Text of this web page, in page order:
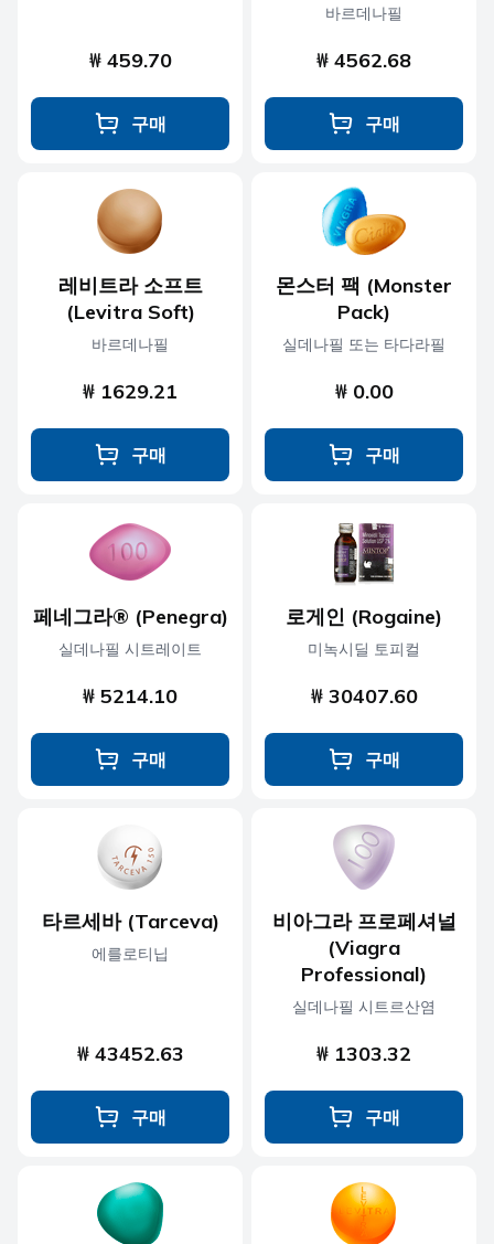
₩ 459.70
구매
바르데나필
₩ 4562.68
구매
레비트라 소프트
(Levitra Soft)
바르데나필
₩ 1629.21
구매
몬스터 팩 (Monster
Pack)
실데나필 또는 타다라필
₩ 0.00
구매
페네그라® (Penegra)
실데나필 시트레이트
₩ 5214.10
구매
로게인 (Rogaine)
미녹시딜 토피컬
₩ 30407.60
구매
타르세바 (Tarceva)
에를로티닙
₩ 43452.63
구매
비아그라 프로페셔널
(Viagra
Professional)
실데나필 시트르산염
₩ 1303.32
구매